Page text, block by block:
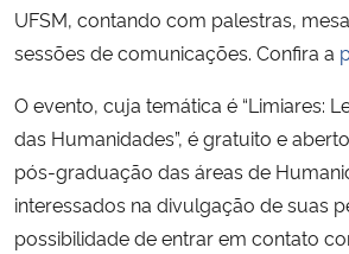
Secretaria de Governo
Gabinete de Segurança Institucional
Advocacia-Geral da União
UFSM, contando com palestras,
sessões de comunicações. Confira a
O evento, cuja temática é “Limiares:
das Humanidades”, é gratuito e
pós-graduação das áreas de
interessados na divulgação de suas
possibilidade de entrar em contato